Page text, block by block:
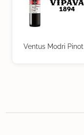
Ventus Modri Pinot